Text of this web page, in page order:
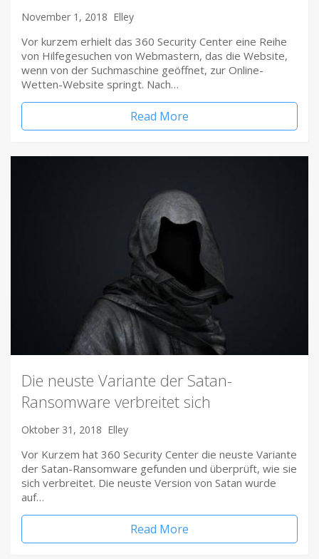
November 1, 2018 Elley
Vor kurzem erhielt das 360 Security Center eine Reihe
von Hilfegesuchen von Webmastern, das die Website,
wenn von der Suchmaschine geöffnet, zur Online-
Wetten-Website springt. Nach…
Read More
Die neuste Variante der Satan-
Ransomware verbreitet sich
Oktober 31, 2018 Elley
Vor Kurzem hat 360 Security Center die neuste Variante
der Satan-Ransomware gefunden und überprüft, wie sie
sich verbreitet. Die neuste Version von Satan wurde
auf…
Read More